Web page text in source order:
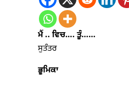
ਮੈਂ .. ਵਿਚ…. ਤੂੰ……
ਸੁਤੰਤਰ
ਭੂਮਿਕਾ